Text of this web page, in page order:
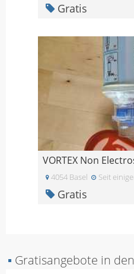
Gratis
4054 Basel Seit
Gratis
▪ Gratisangebote in